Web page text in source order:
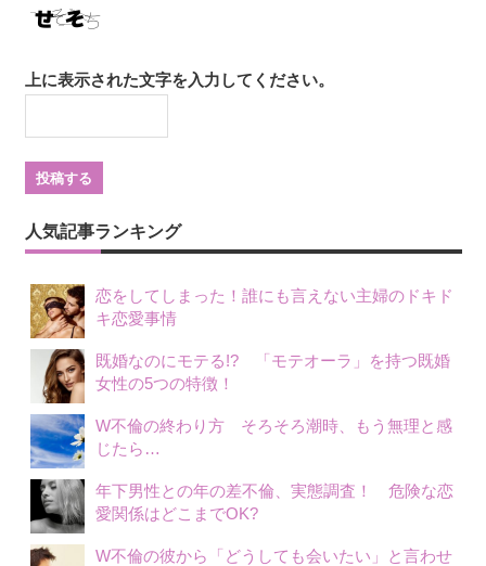
上に表示された文字を入力してください。
人気記事ランキング
恋をしてしまった！誰にも言えない主婦のドキド
キ恋愛事情
既婚なのにモテる!? 「モテオーラ」を持つ既婚
女性の5つの特徴！
W不倫の終わり方 そろそろ潮時、もう無理と感
じたら…
年下男性との年の差不倫、実態調査！ 危険な恋
愛関係はどこまでOK?
W不倫の彼から「どうしても会いたい」と言わせ